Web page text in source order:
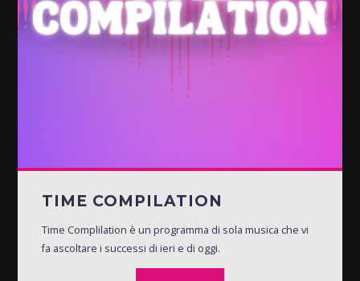
TIME COMPILATION
Time Complilation è un programma di sola musica che vi
fa ascoltare i successi di ieri e di oggi.